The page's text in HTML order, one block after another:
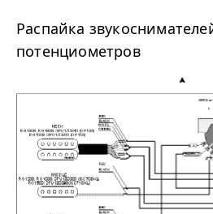
Распайка
потенциометров